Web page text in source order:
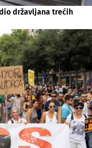
državljana trećih